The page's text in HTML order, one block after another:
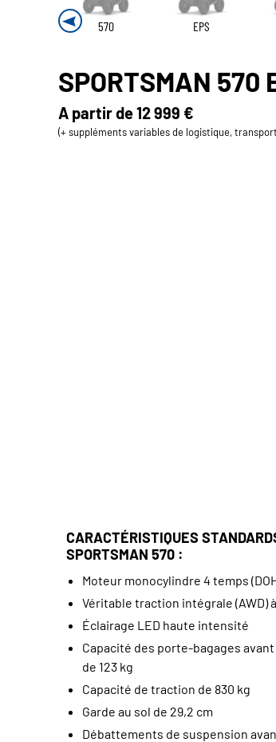
570 EPS
SPORTSMAN 570
A partir de12 999 €
(+ suppléments variables de logistique,
CARACTÉRISTIQUES
SPORTSMAN 570 :
Moteur monocylindre 4 temps
Véritable traction intégrale (AWD)
Éclairage LED haute intensité
Capacité des porte-bagages
de 123 kg
Capacité de traction de 830 kg
Garde au sol de 29,2 cm
Débattements de suspension